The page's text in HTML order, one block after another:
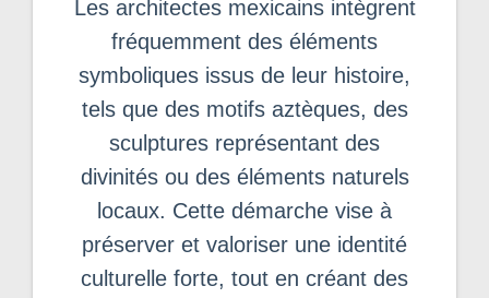
Les architectes mexicains intègrent
fréquemment des éléments
symboliques issus de leur histoire,
tels que des motifs aztèques, des
sculptures représentant des
divinités ou des éléments naturels
locaux. Cette démarche vise à
préserver et valoriser une identité
culturelle forte, tout en créant des